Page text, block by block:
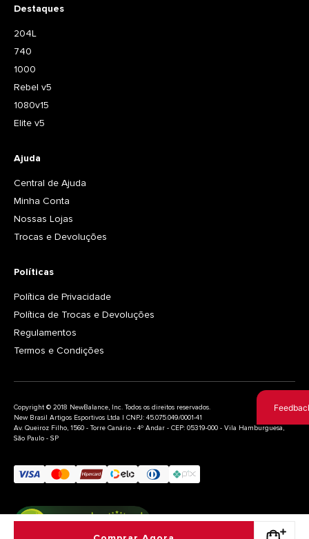
Destaques
204L
740
1000
Rebel v5
1080v15
Elite v5
Ajuda
Central de Ajuda
Minha Conta
Nossas Lojas
Trocas e Devoluções
Políticas
Política de Privacidade
Política de Trocas e Devoluções
Regulamentos
Termos e Condições
Copyright © 2018 NewBalance, Inc. Todos os direitos reservados.
New Brasil Artigos Esportivos Ltda | CNPJ: 45.075.049/0001-41
Av. Queiroz Filho, 1560 - Torre Canário - 4º Andar - CEP: 05319-000 - Vila Hamburguesa,
São Paulo - SP